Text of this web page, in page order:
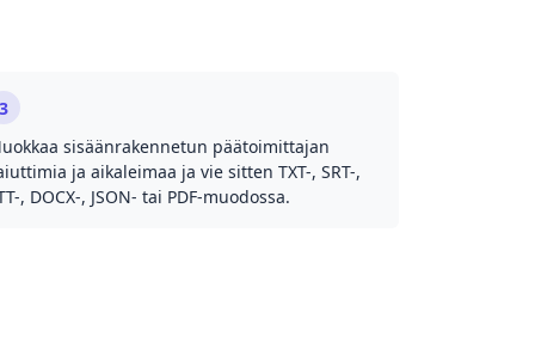
3
sisäänrakennetun päätoimittajan
ja aikaleimaa ja vie sitten TXT-, SRT-,
, DOCX-, JSON- tai PDF-muodossa.